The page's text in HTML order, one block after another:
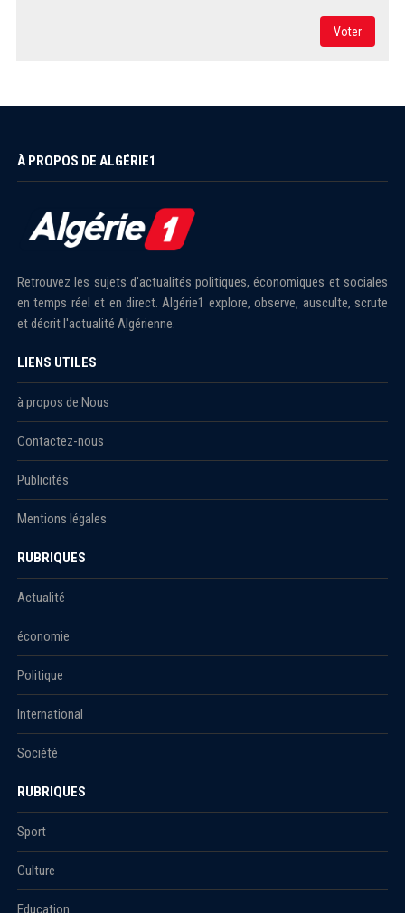
Voter
À PROPOS DE ALGÉRIE1
Retrouvez les sujets d'actualités politiques, économiques et sociales
en temps réel et en direct. Algérie1 explore, observe, ausculte, scrute
et décrit l'actualité Algérienne.
LIENS UTILES
à propos de Nous
Contactez-nous
Publicités
Mentions légales
RUBRIQUES
Actualité
économie
Politique
International
Société
RUBRIQUES
Sport
Culture
Education